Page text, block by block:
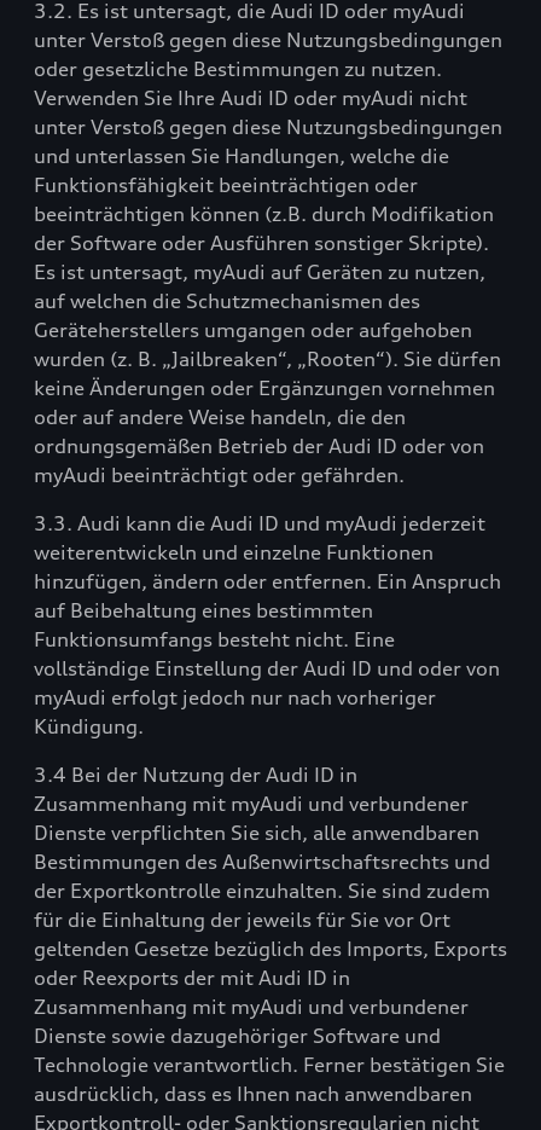
3.2. Es ist untersagt, die Audi ID oder myAudi
unter Verstoß gegen diese Nutzungsbedingungen
oder gesetzliche Bestimmungen zu nutzen.
Verwenden Sie Ihre Audi ID oder myAudi nicht
unter Verstoß gegen diese Nutzungsbedingungen
und unterlassen Sie Handlungen, welche die
Funktionsfähigkeit beeinträchtigen oder
beeinträchtigen können (z.B. durch Modifikation
der Software oder Ausführen sonstiger Skripte).
Es ist untersagt, myAudi auf Geräten zu nutzen,
auf welchen die Schutzmechanismen des
Geräteherstellers umgangen oder aufgehoben
wurden (z. B. „Jailbreaken“, „Rooten“). Sie dürfen
keine Änderungen oder Ergänzungen vornehmen
oder auf andere Weise handeln, die den
ordnungsgemäßen Betrieb der Audi ID oder von
myAudi beeinträchtigt oder gefährden.
3.3. Audi kann die Audi ID und myAudi jederzeit
weiterentwickeln und einzelne Funktionen
hinzufügen, ändern oder entfernen. Ein Anspruch
auf Beibehaltung eines bestimmten
Funktionsumfangs besteht nicht. Eine
vollständige Einstellung der Audi ID und oder von
myAudi erfolgt jedoch nur nach vorheriger
Kündigung.
3.4 Bei der Nutzung der Audi ID in
Zusammenhang mit myAudi und verbundener
Dienste verpflichten Sie sich, alle anwendbaren
Bestimmungen des Außenwirtschaftsrechts und
der Exportkontrolle einzuhalten. Sie sind zudem
für die Einhaltung der jeweils für Sie vor Ort
geltenden Gesetze bezüglich des Imports, Exports
oder Reexports der mit Audi ID in
Zusammenhang mit myAudi und verbundener
Dienste sowie dazugehöriger Software und
Technologie verantwortlich. Ferner bestätigen Sie
ausdrücklich, dass es Ihnen nach anwendbaren
Exportkontroll- oder Sanktionsregularien nicht